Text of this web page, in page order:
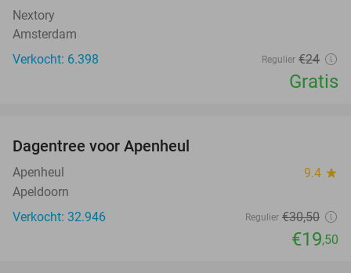
Nextory
Amsterdam
Verkocht: 6.398
Regulier €24
Gratis
Dagentree voor Apenheul
Apenheul 9.4 star
Apeldoorn
Verkocht: 32.946
Regulier €30,50
€19,50